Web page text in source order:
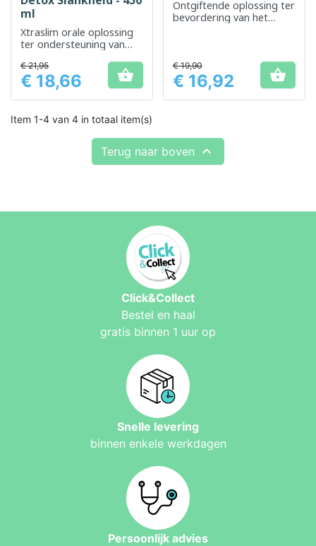
ml
Xtraslim orale oplossing
ter ondersteuning van
gewichtsverliesprogramm
a's
Prijs
€ 21,95
€ 18,66 
Ontgiftende oplossing ter
bevordering van het
Prijs
€ 19,90
€ 16,92 
Item 1-4 van 4 in totaal item(s)
Terug naar boven 
Click&Collect
Bestel en haal
gratis binnen 1 uur op
Snelle levering
binnen enkele werkdagen
Persoonlijk advies